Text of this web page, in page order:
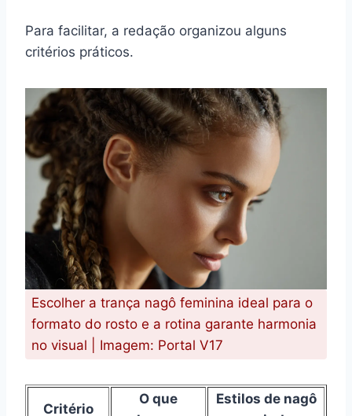
Para facilitar, a redação organizou alguns
critérios práticos.
Escolher a trança nagô feminina ideal para o
formato do rosto e a rotina garante harmonia
no visual | Imagem: Portal V17
Critério
O que
Estilos de nagô